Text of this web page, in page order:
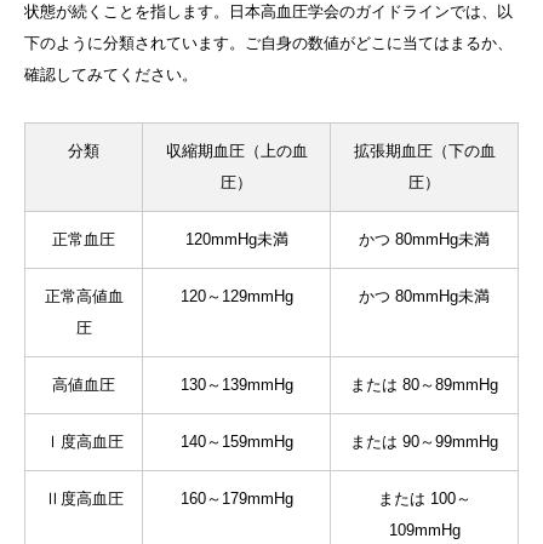
状態が続くことを指します。日本高血圧学会のガイドラインでは、以
下のように分類されています。ご自身の数値がどこに当てはまるか、
確認してみてください。
分類
収縮期血圧（上の血
圧）
拡張期血圧（下の血
圧）
正常血圧 120mmHg未満 かつ 80mmHg未満
正常高値血
圧
120～129mmHg かつ 80mmHg未満
高値血圧 130～139mmHg または 80～89mmHg
Ⅰ度高血圧 140～159mmHg または 90～99mmHg
Ⅱ度高血圧 160～179mmHg
または 100～
109mmHg